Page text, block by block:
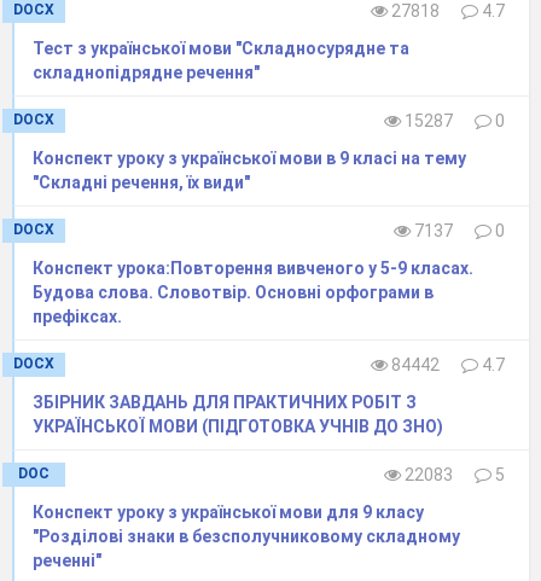
Зима ще намагаєт…ся втриматись на своєму
троні, проте з кожним днем сили її тануть.
Коли в…сна вже зайняла свої володін…я,
Словникова робота.
трон.
Фізкультхвилинка
3,4! Присідаймо,
Швидко втому проганяймо.
5,6! Засміялись.
Повернутися до справ.
Вправа 3. Онлайнова вправа «Розподіли
Вправа 4 . Склади прислів’я.
DOCX 27818
4.7
Тест з української мови "Складносурядне та
складнопідрядне речення"
DOCX 15287
0
Конспект уроку з української мови в 9 класі на тему
"Складні речення, їх види"
DOCX 7137
0
Конспект урока:Повторення вивченого у 5-9 класах.
Будова слова. Словотвір. Основні орфограми в
префіксах.
DOCX 84442
4.7
ЗБІРНИК ЗАВДАНЬ ДЛЯ ПРАКТИЧНИХ РОБІТ З
УКРАЇНСЬКОЇ МОВИ (ПІДГОТОВКА УЧНІВ ДО ЗНО)
DOC 22083
5
Конспект уроку з української мови для 9 класу
"Розділові знаки в безсполучниковому складному
реченні"